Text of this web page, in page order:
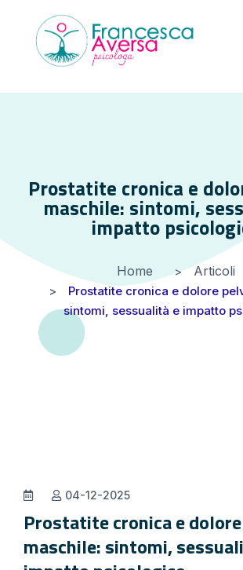
Prostatite cronica e
maschile: sintomi,
impatto
Home Articoli
Prostatite cronica e dolore
sintomi, sessualità e impatto
04-12-2025
Prostatite cronica e
maschile: sintomi,